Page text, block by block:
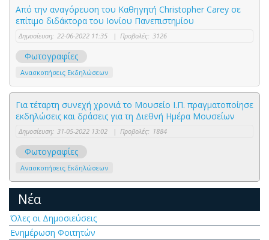
Από την αναγόρευση του Καθηγητή Christopher Carey σε
επίτιμο διδάκτορα του Ιονίου Πανεπιστημίου
Δημοσίευση: 22-06-2022 11:35 | Προβολές: 3126
Φωτογραφίες
Ανασκοπήσεις Εκδηλώσεων
Για τέταρτη συνεχή χρονιά το Μουσείο Ι.Π. πραγματοποίησε
εκδηλώσεις και δράσεις για τη Διεθνή Ημέρα Μουσείων
Δημοσίευση: 31-05-2022 13:02 | Προβολές: 1884
Φωτογραφίες
Ανασκοπήσεις Εκδηλώσεων
Νέα
Όλες οι Δημοσιεύσεις
Ενημέρωση Φοιτητών